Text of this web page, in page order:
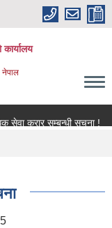
कार्यालय
नेपाल
सेवा करार सम्बन्धी सूचना !